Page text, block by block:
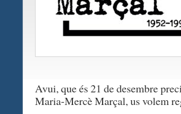
Avui, que és 21 de desembre
Maria-Mercè Marçal, us volem